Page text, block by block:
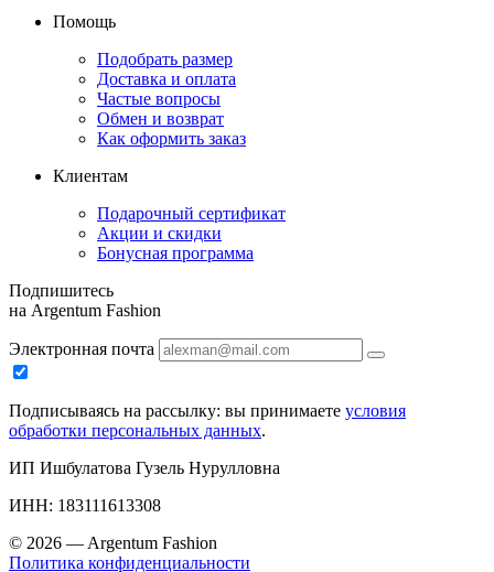
Помощь
Подобрать размер
Доставка и оплата
Частые вопросы
Обмен и возврат
Как оформить заказ
Клиентам
Подарочный сертификат
Акции и скидки
Бонусная программа
Подпишитесь
на Argentum Fashion
Электронная почта
Подписываясь на рассылку: вы принимаете условия
обработки персональных данных.
ИП Ишбулатова Гузель Нурулловна
ИНН: 183111613308
© 2026 — Argentum Fashion
Политика конфиденциальности